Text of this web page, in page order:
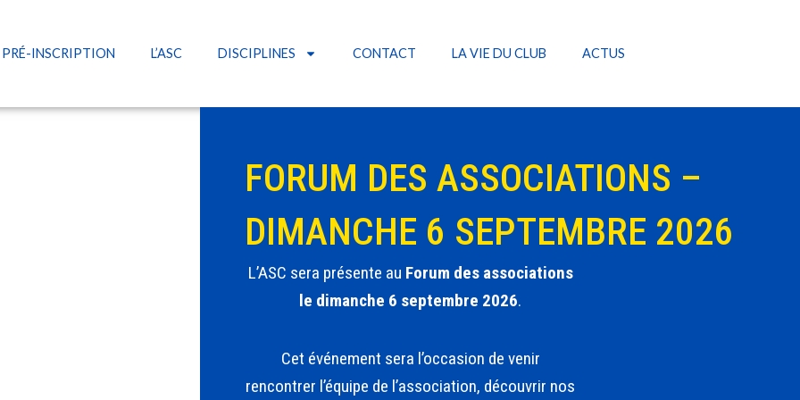
PRÉ-INSCRIPTION L’ASC DISCIPLINES CONTACT LA VIE DU CLUB ACTUS
FORUM DES ASSOCIATIONS –
DIMANCHE 6 SEPTEMBRE 2026
L’ASC sera présente au Forum des associations
le dimanche 6 septembre 2026.
Cet événement sera l’occasion de venir
rencontrer l’équipe de l’association, découvrir nos